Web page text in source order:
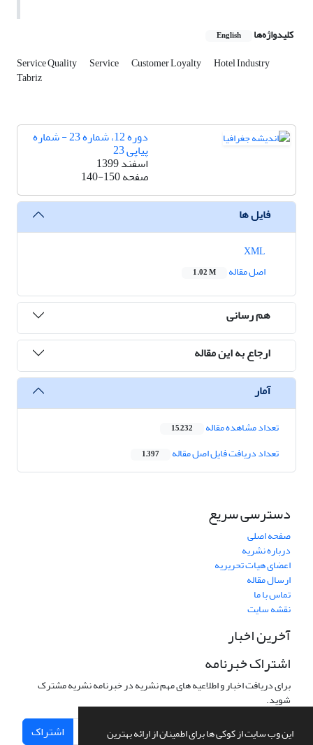
این وب سایت از کوکی ها برای اطمینان از ارائه بهترین
کلیدواژه‌ها English
Service Quality Service Customer Loyalty Hotel Industry
Tabriz
دوره 12، شماره 23 - شماره
پیاپی 23
اسفند 1399
صفحه140-150
فایل ها
اصل مقاله
1.02 M
هم رسانی
ارجاع به این مقاله
آمار
تعداد مشاهده مقاله 15,232
تعداد دریافت فایل اصل مقاله 1,397
دسترسی سریع
صفحه اصلی
درباره نشریه
اعضای هیات تحریریه
ارسال مقاله
تماس با ما
نقشه سایت
آخرین اخبار
اشتراک خبرنامه
برای دریافت اخبار و اطلاعیه های مهم نشریه در خبرنامه نشریه مشترک
شوید.
اشتراک